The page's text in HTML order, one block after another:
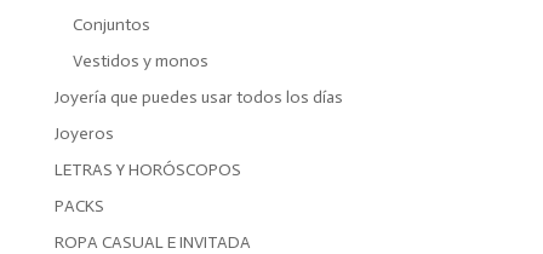
Conjuntos
Vestidos y monos
Joyería que puedes usar todos los días
Joyeros
LETRAS Y HORÓSCOPOS
PACKS
ROPA CASUAL E INVITADA